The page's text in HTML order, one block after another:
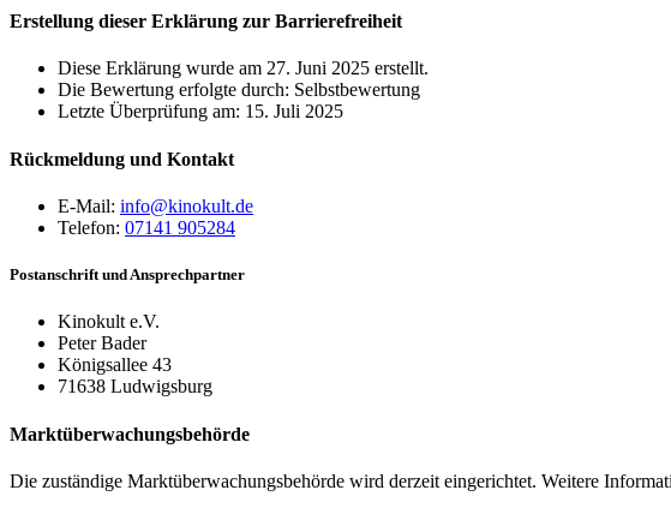
Erstellung dieser Erklärung zur Barrierefreiheit
Diese Erklärung wurde am 27. Juni 2025 erstellt.
Die Bewertung erfolgte durch: Selbstbewertung
Letzte Überprüfung am: 15. Juli 2025
Rückmeldung und Kontakt
E-Mail: info@kinokult.de
Telefon: 07141 905284
Postanschrift und Ansprechpartner
Kinokult e.V.
Peter Bader
Königsallee 43
71638 Ludwigsburg
Marktüberwachungsbehörde
Die zuständige Marktüberwachungsbehörde wird derzeit eingerichtet. Weitere